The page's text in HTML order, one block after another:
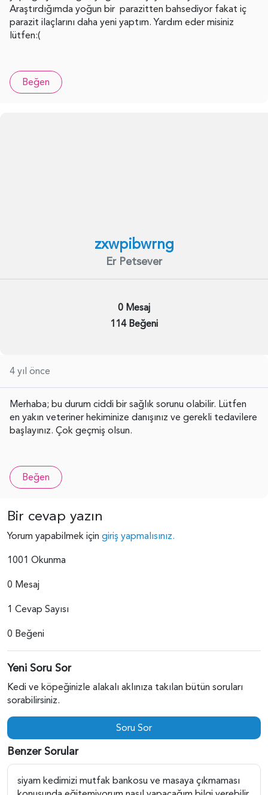
Araştırdığımda yoğun bir parazitten bahsediyor fakat iç
parazit ilaçlarını daha yeni yaptım. Yardım eder misiniz
lütfen:(
Beğen
zxwpibwrng
Er Petsever
0 Mesaj
114 Beğeni
4 yıl önce
Merhaba; bu durum ciddi bir sağlık sorunu olabilir. Lütfen
en yakın veteriner hekiminize danışınız ve gerekli tedavilere
başlayınız. Çok geçmiş olsun.
Beğen
Bir cevap yazın
Yorum yapabilmek için giriş yapmalısınız.
1001 Okunma
0 Mesaj
1 Cevap Sayısı
0 Beğeni
Yeni Soru Sor
Kedi ve köpeğinizle alakalı aklınıza takılan bütün soruları
sorabilirsiniz.
Soru Sor
Benzer Sorular
siyam kedimizi mutfak bankosu ve masaya çıkmaması